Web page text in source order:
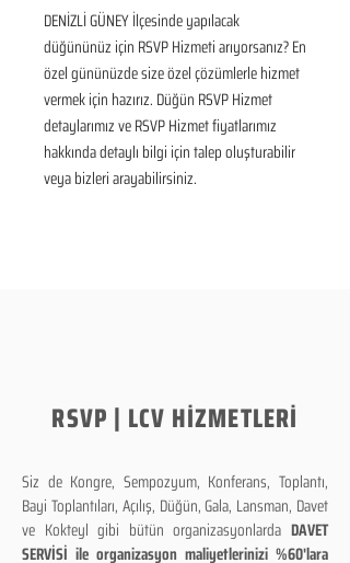
DENİZLİ GÜNEY İlçesinde yapılacak
düğününüz için RSVP Hizmeti arıyorsanız? En
özel gününüzde size özel çözümlerle hizmet
vermek için hazırız. Düğün RSVP Hizmet
detaylarımız ve RSVP Hizmet fiyatlarımız
hakkında detaylı bilgi için talep oluşturabilir
veya bizleri arayabilirsiniz.
RSVP | LCV HİZMETLERİ
Siz de Kongre, Sempozyum, Konferans, Toplantı,
Bayi Toplantıları, Açılış, Düğün, Gala, Lansman, Davet
ve Kokteyl gibi bütün organizasyonlarda DAVET
SERVİSİ ile organizasyon maliyetlerinizi %60'lara